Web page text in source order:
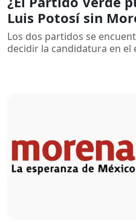
Luis Potosí sin
Los dos partidos se
decidir la candidatura en el